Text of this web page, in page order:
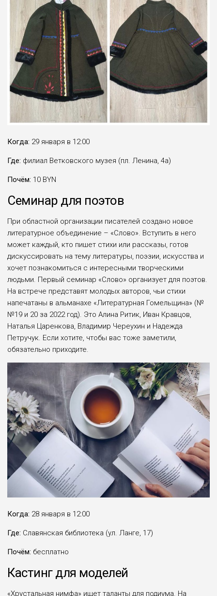
Когда: 29 января в 12:00
Где: филиал Ветковского музея (пл. Ленина, 4а)
Почём: 10 BYN
Семинар для поэтов
При областной организации писателей создано новое
литературное объединение – «Слово». Вступить в него
может каждый, кто пишет стихи или рассказы, готов
дискуссировать на тему литературы, поэзии, искусства и
хочет познакомиться с интересными творческими
людьми. Первый семинар «Слово» организует для поэтов.
На встрече представят молодых авторов, чьи стихи
напечатаны в альманахе «Литературная Гомельщина» (№
№19 и 20 за 2022 год). Это Алина Ритик, Иван Кравцов,
Наталья Царенкова, Владимир Череухин и Надежда
Петручук. Если хотите, чтобы вас тоже заметили,
обязательно приходите.
Когда: 28 января в 12:00
Где: Славянская библиотека (ул. Ланге, 17)
Почём: бесплатно
Кастинг для моделей
«Хрустальная нимфа» ищет таланты для подиума. На